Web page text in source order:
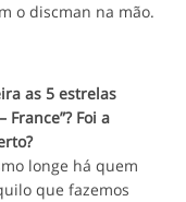
o discman na mão.
as 5 estrelas
Foi a
longe há quem
que fazemos